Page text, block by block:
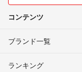
コンテンツ
ブランド一覧
ランキング